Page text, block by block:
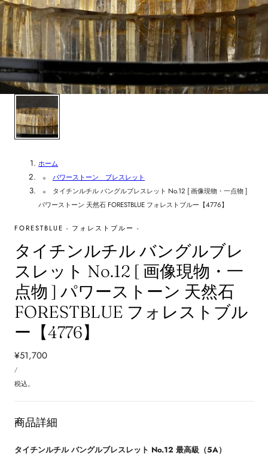
ホーム
パワーストーン ブレスレット
タイチンルチル バングルブレスレット No.12 [ 画像現物・一点物 ]
パワーストーン 天然石 FORESTBLUE フォレストブルー【4776】
FORESTBLUE - フォレストブルー -
タイチンルチル バングルブレ
スレット No.12 [ 画像現物・一
点物 ] パワーストーン 天然石
FORESTBLUE フォレストブル
ー【4776】
通
常
価
¥51,700
単
価/あ
り
税込。
商品詳細
タイチンルチル バングルブレスレット No.12 最高級（5A）